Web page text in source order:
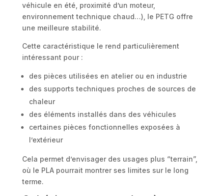
véhicule en été, proximité d’un moteur,
environnement technique chaud…), le PETG offre
une meilleure stabilité.
Cette caractéristique le rend particulièrement
intéressant pour :
des pièces utilisées en atelier ou en industrie
des supports techniques proches de sources de
chaleur
des éléments installés dans des véhicules
certaines pièces fonctionnelles exposées à
l’extérieur
Cela permet d’envisager des usages plus “terrain”,
où le PLA pourrait montrer ses limites sur le long
terme.